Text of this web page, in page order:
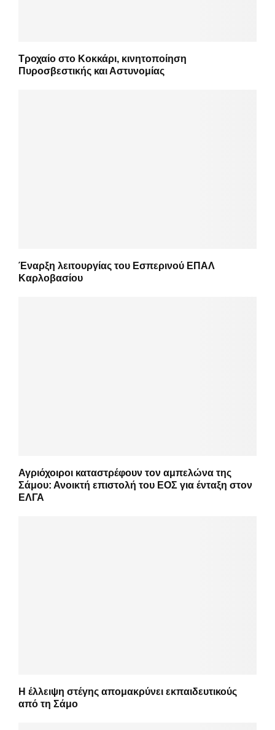
Τροχαίο στο Κοκκάρι, κινητοποίηση
Πυροσβεστικής και Αστυνομίας
Έναρξη λειτουργίας του Εσπερινού ΕΠΑΛ
Καρλοβασίου
Αγριόχοιροι καταστρέφουν τον αμπελώνα της
Σάμου: Ανοικτή επιστολή του ΕΟΣ για ένταξη στον
ΕΛΓΑ
Η έλλειψη στέγης απομακρύνει εκπαιδευτικούς
από τη Σάμο